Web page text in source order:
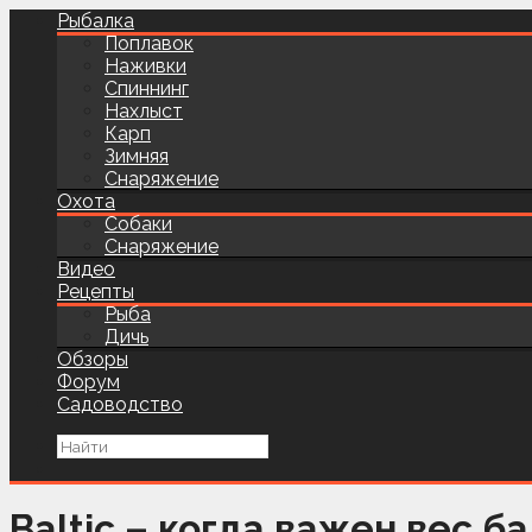
Рыбалка
Поплавок
Наживки
Спиннинг
Нахлыст
Карп
Зимняя
Снаряжение
Охота
Собаки
Снаряжение
Видео
Рецепты
Рыба
Дичь
Обзоры
Форум
Садоводство